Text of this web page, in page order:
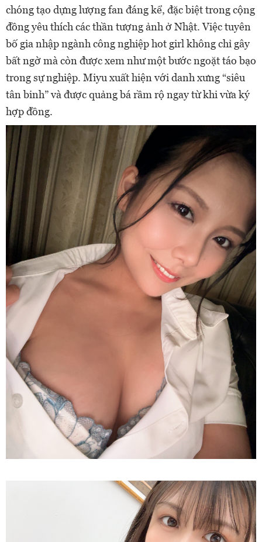
chóng tạo dựng lượng fan đáng kể, đặc biệt trong cộng
đồng yêu thích các thần tượng ảnh ở Nhật. Việc tuyên
bố gia nhập ngành công nghiệp hot girl không chỉ gây
bất ngờ mà còn được xem như một bước ngoặt táo bạo
trong sự nghiệp. Miyu xuất hiện với danh xưng “siêu
tân binh” và được quảng bá rầm rộ ngay từ khi vừa ký
hợp đồng.